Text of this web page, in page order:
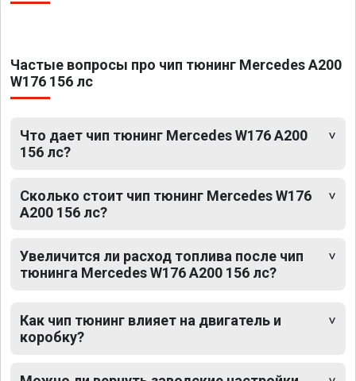
Частые вопросы про чип тюнинг Mercedes A200
W176 156 лс
Что дает чип тюнинг Mercedes W176 A200
156 лс?
Сколько стоит чип тюнинг Mercedes W176
A200 156 лс?
Увеличится ли расход топлива после чип
тюнинга Mercedes W176 A200 156 лс?
Как чип тюнинг влияет на двигатель и
коробку?